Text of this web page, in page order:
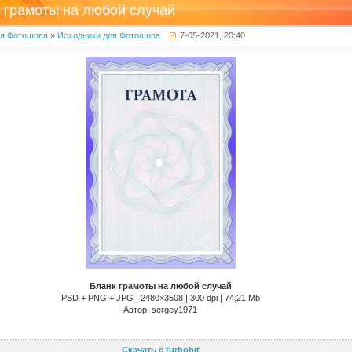
грамоты на любой случай
Фотошопа » Исходники для Фотошопа 7-05-2021, 20:40
Бланк грамоты на любой случай
PSD + PNG + JPG | 2480×3508 | 300 dpi | 74,21 Mb
Автор: sergey1971
Скачать с turbobit